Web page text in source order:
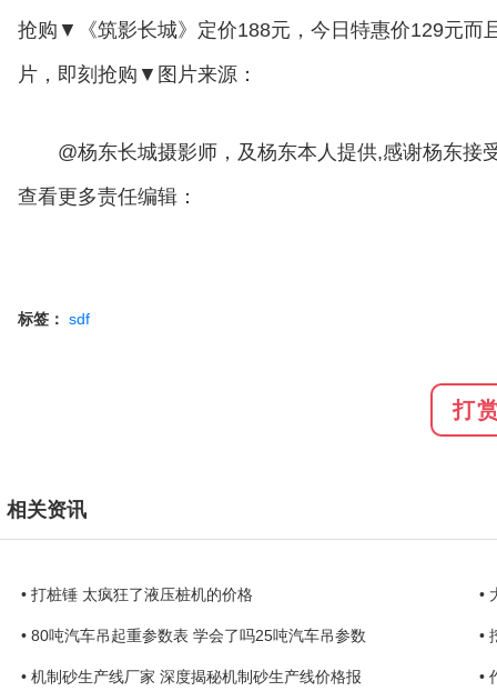
抢购▼《筑影长城》定价188元，今日特惠价129元而
片，即刻抢购▼图片来源：
@杨东长城摄影师，及杨东本人提供,感谢杨东
查看更多责任编辑：
标签： sdf
打
相关资讯
• 打桩锤 太疯狂了液压桩机的价格 •
• 80吨汽车吊起重参数表 学会了吗25吨汽车吊参数 •
• 机制砂生产线厂家 深度揭秘机制砂生产线价格报 •